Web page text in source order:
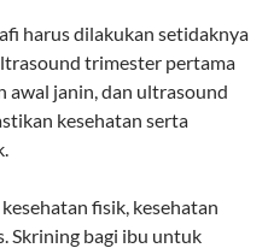
harus dilakukan setidaknya
trimester pertama
awal janin, dan ultrasound
kesehatan serta
kesehatan fisik, kesehatan
Skrining bagi ibu untuk